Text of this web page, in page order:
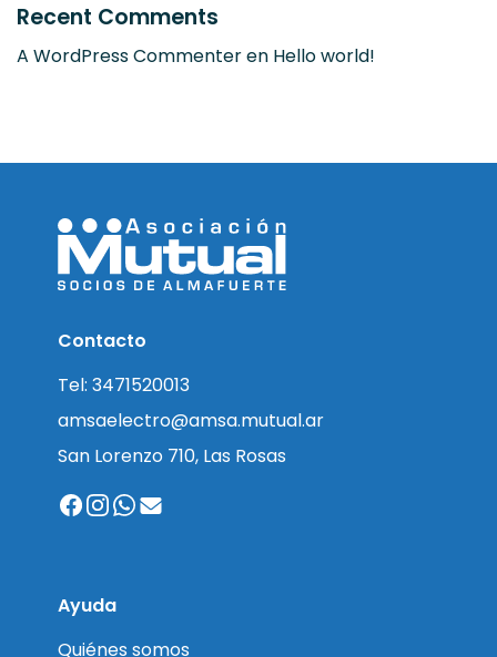
Recent Comments
A WordPress Commenteren Hello world!
Contacto
Tel: 3471520013
amsaelectro@amsa.mutual.ar
San Lorenzo 710, Las Rosas
Ayuda
Quiénes somos